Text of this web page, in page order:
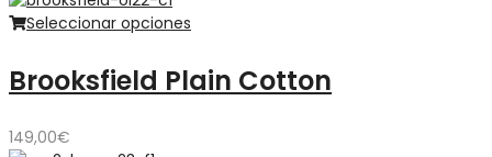
Seleccionar opciones
Brooksfield Plain Cotton
149,00€